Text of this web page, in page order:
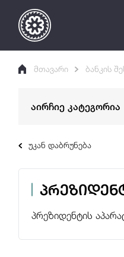
მთავარი ბანკის
აირჩიე კატეგორია
ეროვნული ბანკის
სტრუქტურა
ბანკის ისტორია
უკან დაბრუნება
პრეზიდენტის